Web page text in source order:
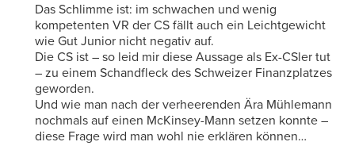
Das Schlimme ist: im schwachen und wenig
kompetenten VR der CS fällt auch ein Leichtgewicht
wie Gut Junior nicht negativ auf.
Die CS ist – so leid mir diese Aussage als Ex-CSler tut
– zu einem Schandfleck des Schweizer Finanzplatzes
geworden.
Und wie man nach der verheerenden Ära Mühlemann
nochmals auf einen McKinsey-Mann setzen konnte –
diese Frage wird man wohl nie erklären können…